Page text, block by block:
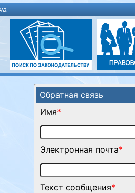
Обратная связь
Имя*
Электронная почта*
Текст сообщения*